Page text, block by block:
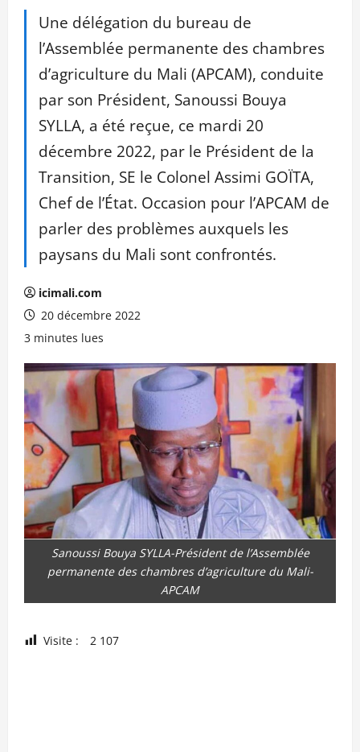
Une délégation du bureau de
l’Assemblée permanente des chambres
d’agriculture du Mali (APCAM), conduite
par son Président, Sanoussi Bouya
SYLLA, a été reçue, ce mardi 20
décembre 2022, par le Président de la
Transition, SE le Colonel Assimi GOÏTA,
Chef de l’État. Occasion pour l’APCAM de
parler des problèmes auxquels les
paysans du Mali sont confrontés.
icimali.com
20 décembre 2022
3 minutes lues
Sanoussi Bouya SYLLA-Président de l’Assemblée
permanente des chambres d’agriculture du Mali-
APCAM
Visite : 2 107